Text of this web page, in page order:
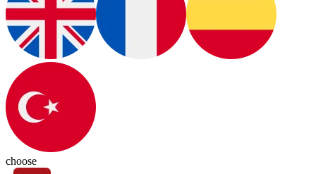
choose